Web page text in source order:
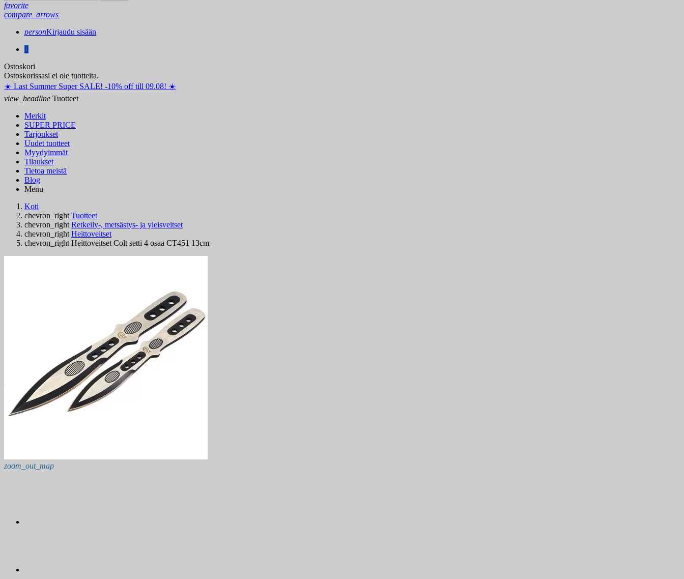
favorite
compare_arrows
personKirjaudu sisään
0
Ostoskori
Ostoskorissasi ei ole tuotteita.
☀️ ️Last Summer Super SALE! -10% off till 09.08! ☀️
view_headline Tuotteet
Merkit
SUPER PRICE
Tarjoukset
Uudet tuotteet
Myydyimmät
Tilaukset
Tietoa meistä
Blog
Menu
Koti
chevron_right Tuotteet
chevron_right Retkeily-, metsästys- ja yleisveitset
chevron_right Heittoveitset
chevron_right Heittoveitset Colt setti 4 osaa CT451 13cm
zoom_out_map